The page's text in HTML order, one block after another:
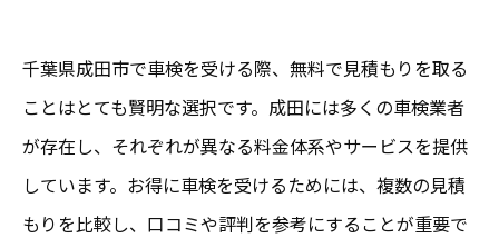
千葉県成田市で車検を受ける際、無料で見積もりを取る
ことはとても賢明な選択です。成田には多くの車検業者
が存在し、それぞれが異なる料金体系やサービスを提供
しています。お得に車検を受けるためには、複数の見積
もりを比較し、口コミや評判を参考にすることが重要で